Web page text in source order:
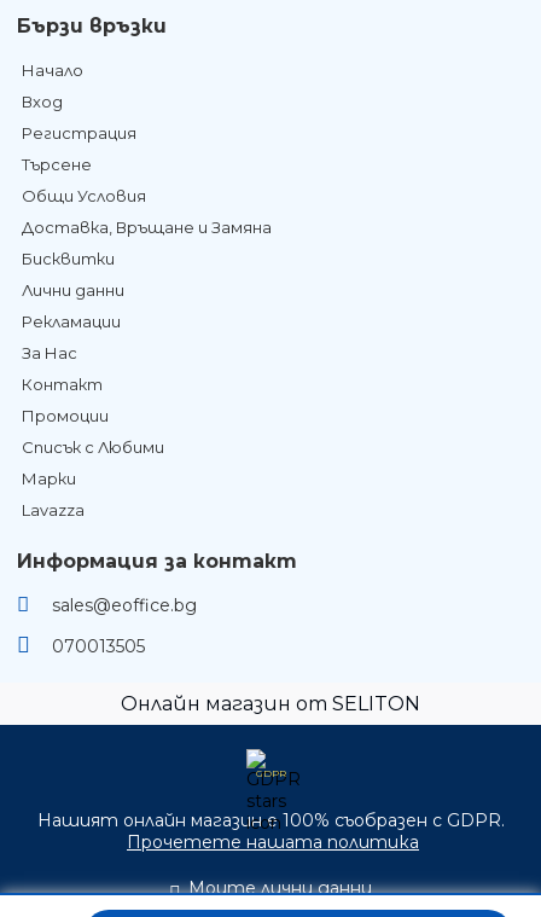
Бързи връзки
Начало
Вход
Регистрация
Търсене
Общи Условия
Доставка, Връщане и Замяна
Бисквитки
Лични данни
Рекламации
За Нас
Контакт
Промоции
Списък с Любими
Марки
Lavazza
Информация за контакт
sales@eoffice.bg
070013505
Онлайн магазин от SELITON
GDPR
Нашият онлайн магазин е 100% съобразен с GDPR.
Прочетете нашата политика
Моите лични данни